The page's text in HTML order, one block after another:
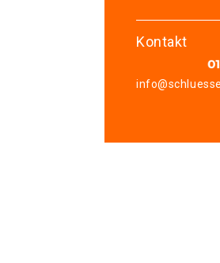
Kontakt